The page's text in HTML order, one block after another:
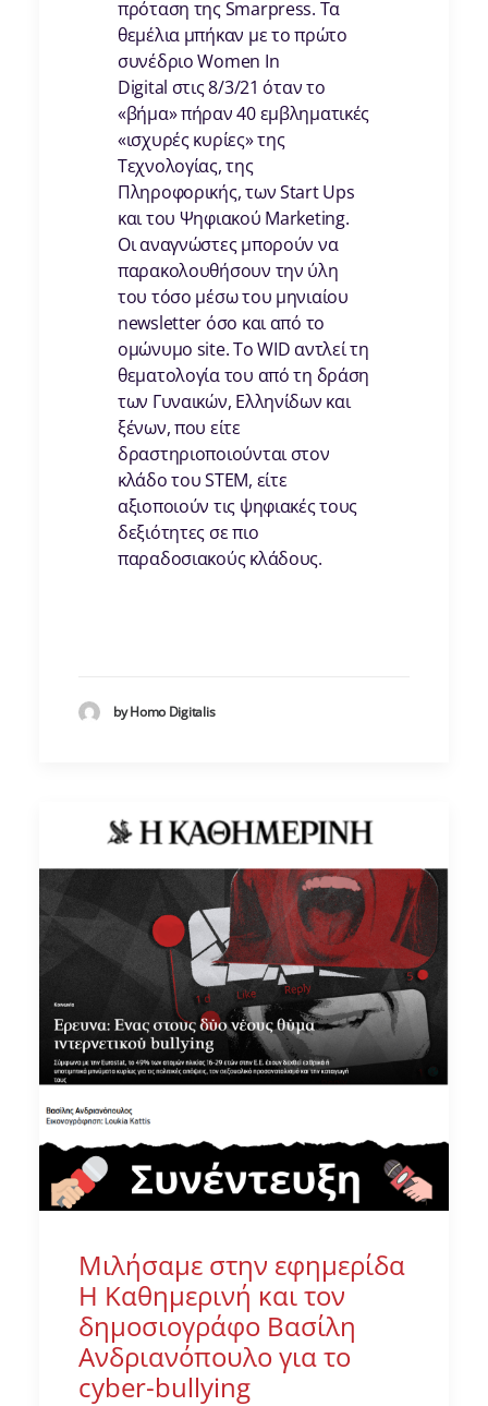
πρόταση της Smarpress. Τα
θεμέλια μπήκαν με το πρώτο
συνέδριο Women In
Digital στις 8/3/21 όταν το
«βήμα» πήραν 40 εμβληματικές
«ισχυρές κυρίες» της
Τεχνολογίας, της
Πληροφορικής, των Start Ups
και του Ψηφιακού Marketing.
Οι αναγνώστες μπορούν να
παρακολουθήσουν την ύλη
του τόσο μέσω του μηνιαίου
newsletter όσο και από το
ομώνυμο site. To WID αντλεί τη
θεματολογία του από τη δράση
των Γυναικών, Ελληνίδων και
ξένων, που είτε
δραστηριοποιούνται στον
κλάδο του STEM, είτε
αξιοποιούν τις ψηφιακές τους
δεξιότητες σε πιο
παραδοσιακούς κλάδους.
by Homo Digitalis
Μιλήσαμε στην εφημερίδα
Η Καθημερινή και τον
δημοσιογράφο Βασίλη
Ανδριανόπουλο για το
cyber-bullying